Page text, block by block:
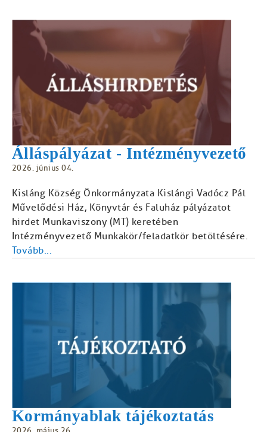
Álláspályázat - Intézményvezető
2026. június 04.
Kisláng Község Önkormányzata Kislángi Vadócz Pál
Művelődési Ház, Könyvtár és Faluház pályázatot
hirdet Munkaviszony (MT) keretében
Intézményvezető Munkakör/feladatkör betöltésére.
Tovább...
Kormányablak tájékoztatás